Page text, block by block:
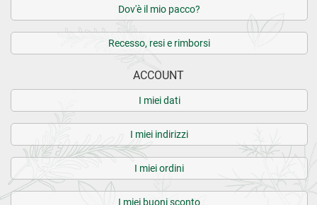
Dov'è il mio pacco?
Recesso, resi e rimborsi
ACCOUNT
I miei dati
I miei indirizzi
I miei ordini
I miei buoni sconto